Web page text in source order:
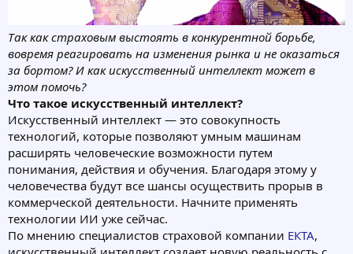
Так как страховым выстоять в конкурентной борьбе,
вовремя реагировать на изменения рынка и не оказаться
за бортом? И как искусственный интеллект может в
этом помочь?
Что такое искусственный интеллект?
Искусственный интеллект — это совокупность
технологий, которые позволяют умным машинам
расширять человеческие возможности путем
понимания, действия и обучения. Благодаря этому у
человечества будут все шансы осуществить прорыв в
коммерческой деятельности. Начните применять
технологии ИИ уже сейчас.
По мнению специалистов страховой компании ЕКТА,